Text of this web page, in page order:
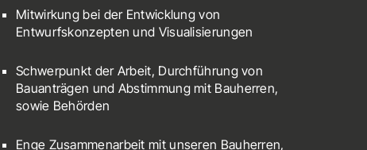
Mitwirkung bei der Entwicklung von
Entwurfskonzepten und Visualisierungen
Schwerpunkt der Arbeit, Durchführung von
Bauanträgen und Abstimmung mit Bauherren,
sowie Behörden
Enge Zusammenarbeit mit unseren Bauherren,